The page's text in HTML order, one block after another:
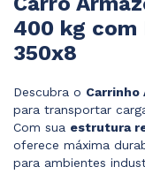
400 kg com
350x8
Descubra o Carrinho
para transportar
Com sua estrutura
oferece máxima
para ambientes